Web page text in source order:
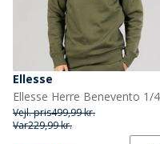
Ellesse
Vejl. pris499,99 kr.
Var229,99 kr.